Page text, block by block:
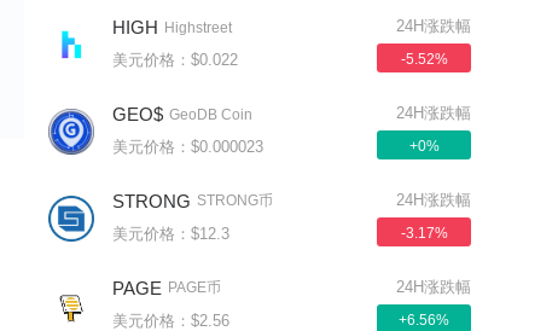
HIGH Highstreet
美元价格：$0.022
24H涨跌幅
-5.52%
GEO$ GeoDB Coin
美元价格：$0.000023
24H涨跌幅
+0%
STRONG STRONG币
美元价格：$12.3
24H涨跌幅
-3.17%
PAGE PAGE币
美元价格：$2.56
24H涨跌幅
+6.56%